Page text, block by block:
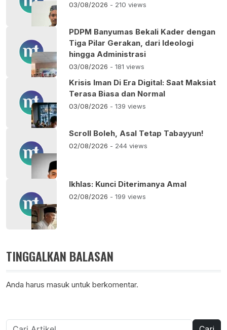
03/08/2026 - 210 views
PDPM Banyumas Bekali Kader dengan
Tiga Pilar Gerakan, dari Ideologi
hingga Administrasi
03/08/2026 - 181 views
Krisis Iman Di Era Digital: Saat Maksiat
Terasa Biasa dan Normal
03/08/2026 - 139 views
Scroll Boleh, Asal Tetap Tabayyun!
02/08/2026 - 244 views
Ikhlas: Kunci Diterimanya Amal
02/08/2026 - 199 views
TINGGALKAN BALASAN
Anda harus masuk untuk berkomentar.
Cari